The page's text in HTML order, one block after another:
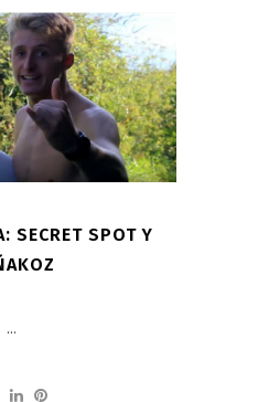
SECRET SPOT Y
...